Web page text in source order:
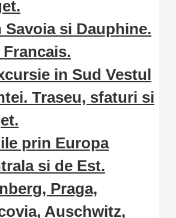
Savoia si Dauphine.
Francais.
in Sud Vestul
Traseu, sfaturi si
prin Europa
si de Est.
Praga,
Auschwitz,